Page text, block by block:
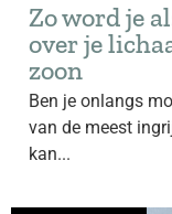
Zo word je
over je
zoon
Ben je onlangs
van de meest
kan...